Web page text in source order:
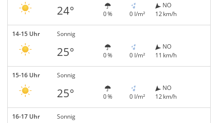
24° 0 % 0 l/m²
NO
12 km/h
14-15 Uhr Sonnig
25° 0 % 0 l/m²
NO
11 km/h
15-16 Uhr Sonnig
25° 0 % 0 l/m²
NO
12 km/h
16-17 Uhr Sonnig